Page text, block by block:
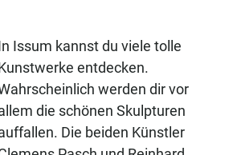
Issum kannst du viele tolle
entdecken.
werden dir vor
die schönen Skulpturen
Die beiden Künstler